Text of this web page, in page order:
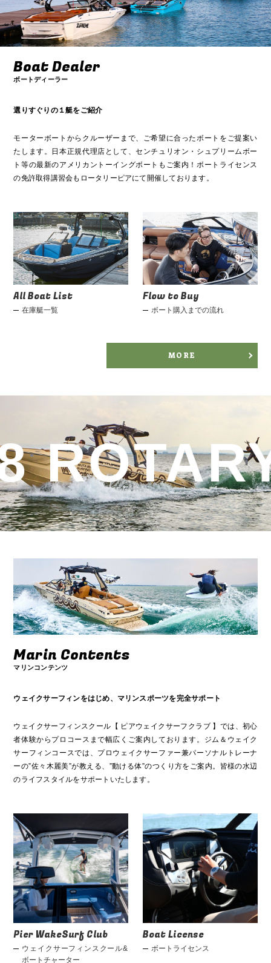
Boat Dealer
ボートディーラー
選りすぐりの１艇をご紹介
モーターボートからクルーザーまで、ご希望に合ったボートをご提案い
たします。日本正規代理店として、センチュリオン・シュプリームボー
ト等の最新のアメリカントーイングボートもご案内！ボートライセンス
の免許取得講習会もロータリーピアにて開催しております。
All Boat List
在庫艇一覧
Flow to Buy
ボート購入までの流れ
MORE
Marin Contents
マリンコンテンツ
ウェイクサーフィンをはじめ、マリンスポーツを完全サポート
ウェイクサーフィンスクール【 ピアウェイクサーフクラブ 】では、初心
者体験からプロコースまで幅広くご案内しております。ジム＆ウェイク
サーフィンコースでは、プロウェイクサーファー兼パーソナルトレーナ
ーの”佐々木麗美”が教える、”動ける体”のつくり方をご案内。皆様の水辺
のライフスタイルをサポートいたします。
Pier WakeSurf Club
ウェイクサーフィンスクール&
ボートチャーター
Boat License
ボートライセンス